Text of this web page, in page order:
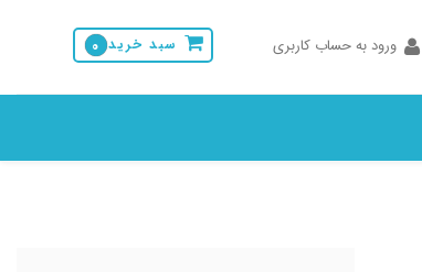
ورود به حساب کاربری سبد خرید 0